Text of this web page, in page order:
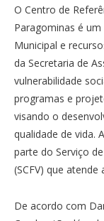
O Centro de
Paragominas é
Municipal e
da Secretaria de
vulnerabilidade
programas e
visando o
qualidade de vida.
parte do Serviço
(SCFV) que
De acordo com